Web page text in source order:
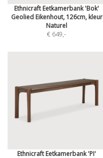
Ethnicraft Eetkamerbank 'Bok'
Geolied Eikenhout, 126cm, kleur
Naturel
€ 649,-
Ethnicraft Eetkamerbank 'PI'